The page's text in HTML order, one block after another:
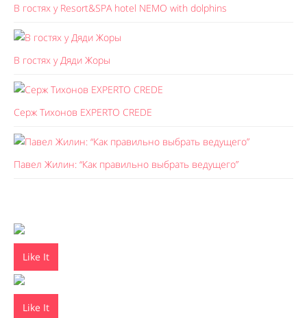
В гостях у Resort&SPA hotel NEMO with dolphins
В гостях у Дяди Жоры
Серж Тихонов EXPERTO CREDE
Павел Жилин: “Как правильно выбрать ведущего”
Like It
Like It